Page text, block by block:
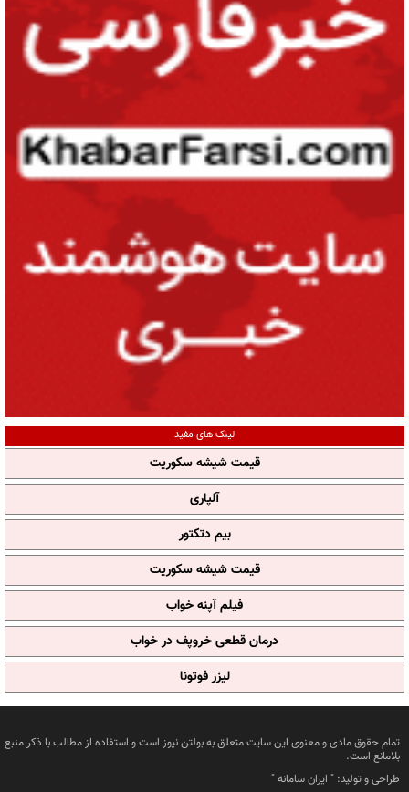
لینک های مفید
قیمت شیشه سکوریت
آلپاری
بیم دتکتور
قیمت شیشه سکوریت
فیلم آپنه خواب
درمان قطعی خروپف در خواب
لیزر فوتونا
تمام حقوق مادی و معنوی این سایت متعلق به بولتن نیوز است و استفاده از مطالب با ذکر منبع
بلامانع است.
طراحی و تولید: " ایران سامانه"